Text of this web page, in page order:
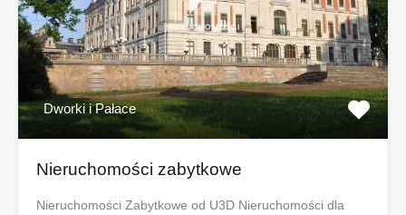
Dworki i Pałace
Nieruchomości zabytkowe
Nieruchomości Zabytkowe od U3D Nieruchomości dla